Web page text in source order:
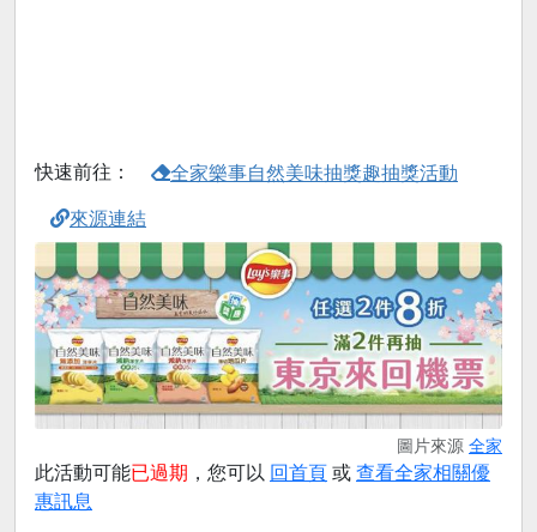
快速前往： 全家樂事自然美味抽獎趣抽獎活動
來源連結
圖片來源 全家
此活動可能已過期 ，您可以 回首頁 或 查看全家相關優
惠訊息